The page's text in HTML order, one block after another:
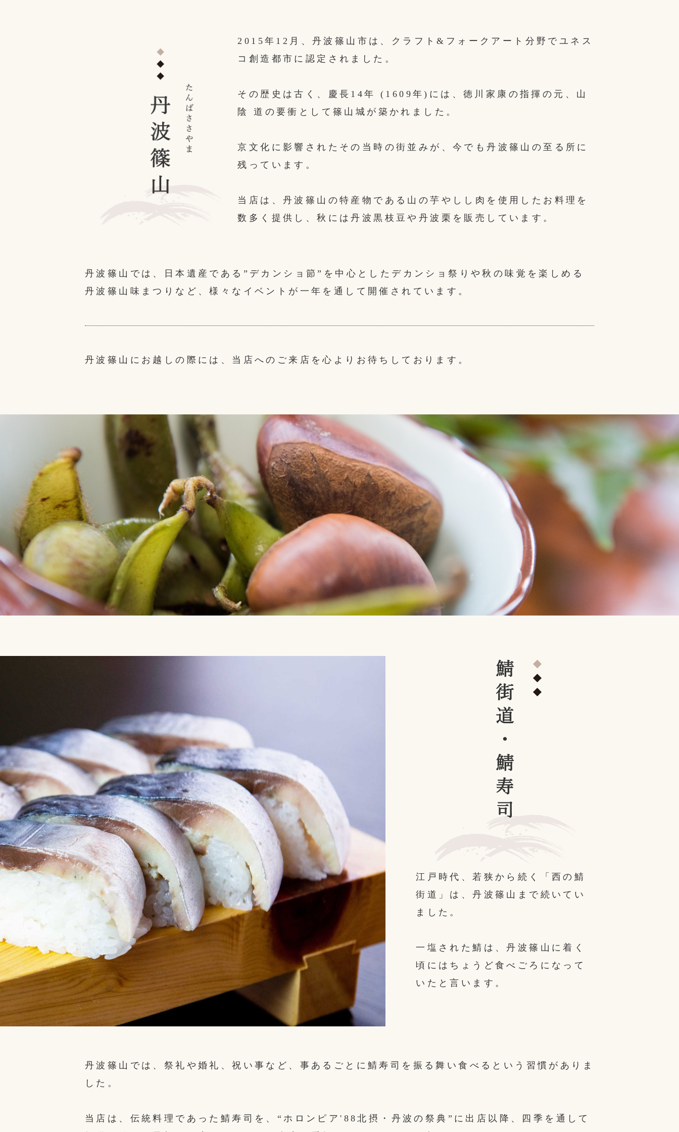
2015年12月、丹波篠山市は、クラフト&フォークアート分野でユネス
コ創造都市に認定されました。
その歴史は古く、慶長14年 (1609年)には、徳川家康の指揮の元、山
陰 道の要衝として篠山城が築かれました。
京文化に影響されたその当時の街並みが、今でも丹波篠山の至る所に
残っています。
当店は、丹波篠山の特産物である山の芋やしし肉を使用したお料理を
数多く提供し、秋には丹波黒枝豆や丹波栗を販売しています。
丹波篠山では、日本遺産である”デカンショ節”を中心としたデカンショ祭りや秋の味覚を楽しめる
丹波篠山味まつりなど、様々なイベントが一年を通して開催されています。
丹波篠山にお越しの際には、当店へのご来店を心よりお待ちしております。
江戸時代、若狭から続く「西の鯖
街道」は、丹波篠山まで続いてい
ました。
一塩された鯖は、丹波篠山に着く
頃にはちょうど食べごろになって
いたと言います。
丹波篠山では、祭礼や婚礼、祝い事など、事あるごとに鯖寿司を振る舞い食べるという習慣がありま
した。
当店は、伝統料理であった鯖寿司を、“ホロンピア'88北摂・丹波の祭典”に出店以降、四季を通して